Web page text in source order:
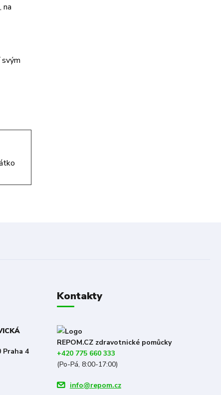
na
Praha 4
Kontakty
REPOM.CZ zdravotnické pomůcky
+420 775 660 333
(Po-Pá, 8:00-17:00)
info@repom.cz